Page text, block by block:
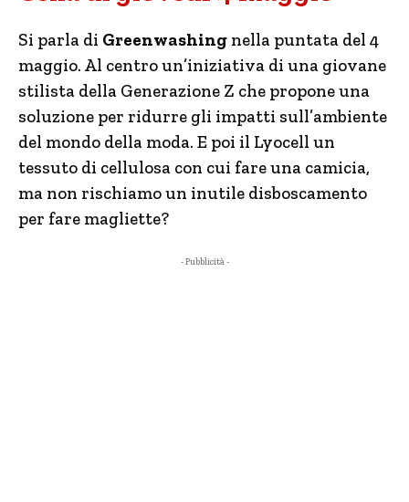
Si parla di Greenwashing nella puntata del 4
maggio. Al centro un’iniziativa di una giovane
stilista della Generazione Z che propone una
soluzione per ridurre gli impatti sull’ambiente
del mondo della moda. E poi il Lyocell un
tessuto di cellulosa con cui fare una camicia,
ma non rischiamo un inutile disboscamento
per fare magliette?
- Pubblicità -